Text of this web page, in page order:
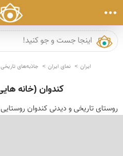
ایران نمای ایران جاذبه‌های تاریخی
كندوان (خانه
روستای تاریخی و دیدنی كندوان